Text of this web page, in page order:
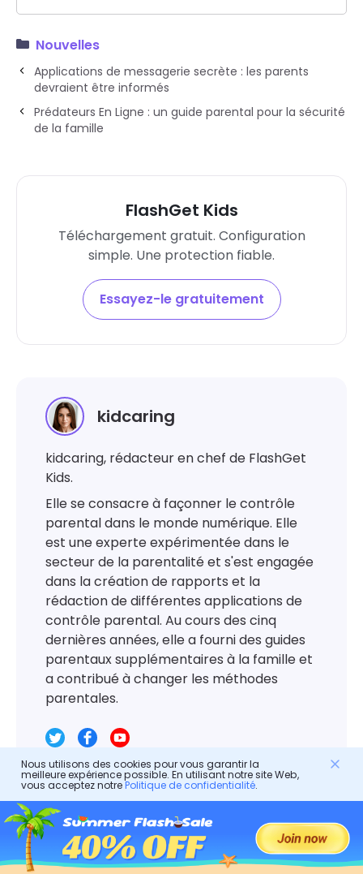
Nouvelles
Applications de messagerie secrète : les parents
devraient être informés
Prédateurs En Ligne : un guide parental pour la sécurité
de la famille
FlashGet Kids
Téléchargement gratuit. Configuration
simple. Une protection fiable.
Essayez-le gratuitement
kidcaring
kidcaring, rédacteur en chef de FlashGet
Kids.
Elle se consacre à façonner le contrôle
parental dans le monde numérique. Elle
est une experte expérimentée dans le
secteur de la parentalité et s'est engagée
dans la création de rapports et la
rédaction de différentes applications de
contrôle parental. Au cours des cinq
dernières années, elle a fourni des guides
parentaux supplémentaires à la famille et
a contribué à changer les méthodes
parentales.
Laisser une réponse
Nous utilisons des cookies pour vous garantir la
meilleure expérience possible. En utilisant notre site Web,
vous acceptez notrePolitique de confidentialité.